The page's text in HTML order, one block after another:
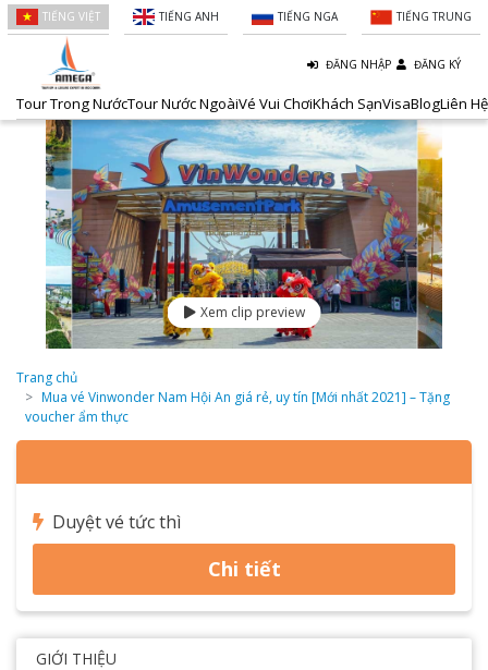
TIẾNG VIỆT TIẾNG ANH TIẾNG NGA TIẾNG TRUNG
ĐĂNG NHẬP ĐĂNG KÝ
Tour Trong NướcTour Nước NgoàiVé Vui ChơiKhách SạnVisaBlogLiên Hệ
Xem clip preview
Trang chủ
Mua vé Vinwonder Nam Hội An giá rẻ, uy tín [Mới nhất 2021] – Tặng
voucher ẩm thực
Duyệt vé tức thì
Chi tiết
GIỚI THIỆU